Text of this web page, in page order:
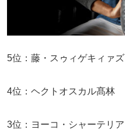
5位：藤・スゥィゲキィァズ
4位：ヘクトオスカル髙林
3位：ヨーコ・シャーテリア